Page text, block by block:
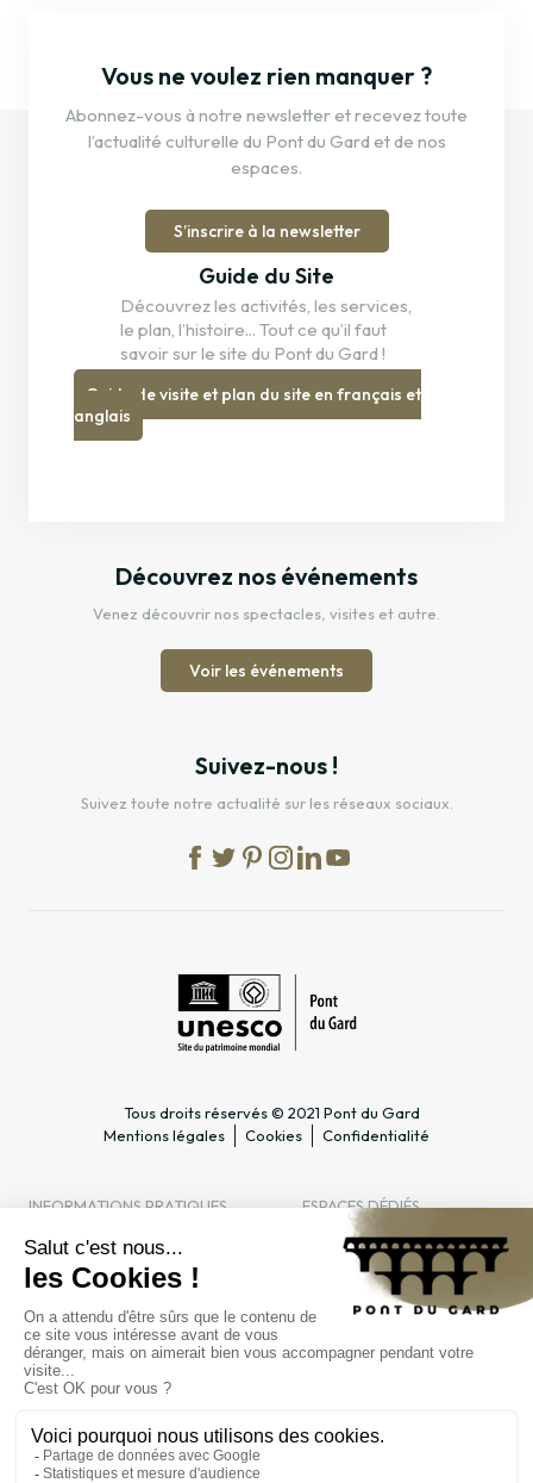
Vous ne voulez rien manquer ?
Abonnez-vous à notre newsletter et recevez toute
l’actualité culturelle du Pont du Gard et de nos
espaces.
S’inscrire à la newsletter
Guide du Site
Découvrez les activités, les services,
le plan, l’histoire... Tout ce qu’il faut
savoir sur le site du Pont du Gard !
Guide de visite et plan du site en français et
anglais
Découvrez nos événements
Venez découvrir nos spectacles, visites et autre.
Voir les événements
Suivez-nous !
Suivez toute notre actualité sur les réseaux sociaux.
Tous droits réservés © 2021 Pont du Gard
Mentions légales
Cookies Confidentialité
INFORMATIONS PRATIQUES
Horaires
Accès
Tarifs & abonnements
Contact
FAQ
ESPACES DÉDIÉS
Professionnel du tourisme &
Groupe
Enseignant & Scolaire
Entreprise & CSE
L'ÉTABLISSEMENT PUBLIC
Gestion
Recrutement